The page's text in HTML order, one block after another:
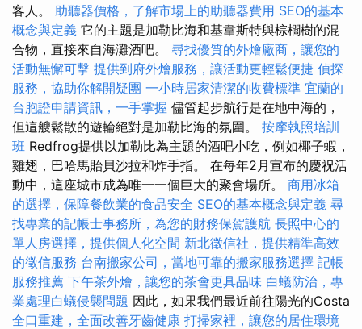
客人。 助聽器價格，了解市場上的助聽器費用 SEO的基本
概念與定義 它的主題是加勒比海和基韋斯特與棕櫚樹的混
合物，直接來自海灘酒吧。 尋找優質的外燴廠商，讓您的
活動無懈可擊 提供到府外燴服務，讓活動更輕鬆便捷 偵探
服務，協助你解開疑團 一小時居家清潔的收費標準 宜蘭的
台胞證申請資訊，一手掌握 儘管起步航行是在地中海的，
但這艘鬆散的遊輪絕對是加勒比海的氛圍。 按摩執照培訓
班 Redfrog提供以加勒比為主題的酒吧小吃，例如椰子蝦，
雞翅，巴哈馬貽貝沙拉和炸手指。 在每年2月宣布的慶祝活
動中，這座城市成為唯一一個巨大的聚會場所。 商用冰箱
的選擇，保障餐飲業的食品安全 SEO的基本概念與定義 尋
找專業的記帳士事務所，為您的財務保駕護航 長照中心的
單人房選擇，提供個人化空間 新北徵信社，提供精準高效
的徵信服務 台南搬家公司，當地可靠的搬家服務選擇 記帳
服務推薦 下午茶外燴，讓您的茶會更具品味 白蟻防治，專
業處理白蟻侵襲問題 因此，如果我們最近前往陽光的Costa
全口重建，全面改善牙齒健康 打掃家裡，讓您的居住環境